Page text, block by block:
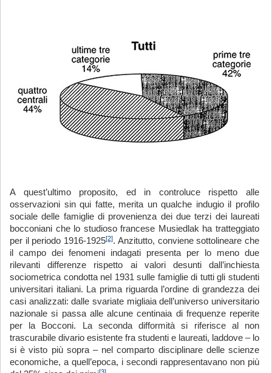
A quest’ultimo proposito, ed in controluce rispetto alle
osservazioni sin qui fatte, merita un qualche indugio il profilo
sociale delle famiglie di provenienza dei due terzi dei laureati
bocconiani che lo studioso francese Musiedlak ha tratteggiato
per il periodo 1916-1925[2]. Anzitutto, conviene sottolineare che
il campo dei fenomeni indagati presenta per lo meno due
rilevanti differenze rispetto ai valori desunti dall’inchiesta
sociometrica condotta nel 1931 sulle famiglie di tutti gli studenti
universitari italiani. La prima riguarda l’ordine di grandezza dei
casi analizzati: dalle svariate migliaia dell’universo universitario
nazionale si passa alle alcune centinaia di frequenze reperite
per la Bocconi. La seconda difformità si riferisce al non
trascurabile divario esistente fra studenti e laureati, laddove – lo
si è visto più sopra – nel comparto disciplinare delle scienze
economiche, a quell’epoca, i secondi rappresentavano non più
[3]